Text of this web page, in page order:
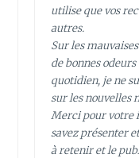
utilise que vos
autres.
Sur les
de bonnes
quotidien, je ne
sur les nouvelles
Merci pour votre
savez présenter
à retenir et le